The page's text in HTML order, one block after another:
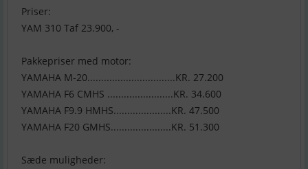
Priser:
YAM 310 Taf 23.900, -
Pakkepriser med motor:
YAMAHA M-20................................KR. 27.200
YAMAHA F6 CMHS ........................KR. 34.600
YAMAHA F9.9 HMHS.....................KR. 47.500
YAMAHA F20 GMHS......................KR. 51.300
Sæde muligheder: